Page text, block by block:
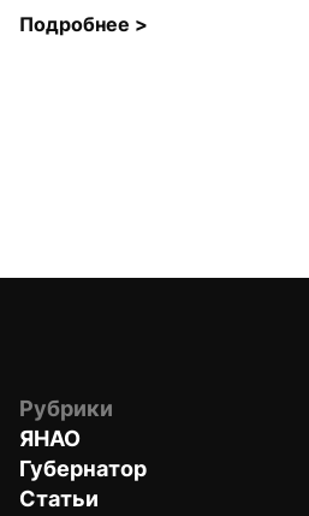
Подробнее >
Рубрики
ЯНАО
Губернатор
Статьи